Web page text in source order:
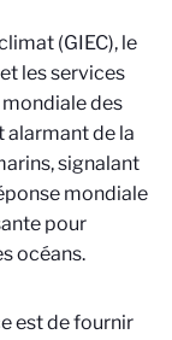
(GIEC), le
les services
des
alarmant de la
signalant
mondiale
pour
océans.
est de fournir